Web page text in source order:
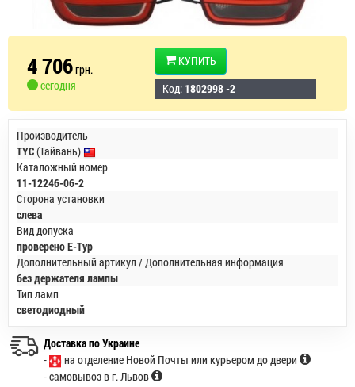
4 706грн.
сегодня
КУПИТЬ
Код: 1802998 -2
Производитель
TYC(Тайвань)
Каталожный номер
11-12246-06-2
Сторона установки
слева
Вид допуска
проверено E-Typ
Дополнительный артикул / Дополнительная информация
без держателя лампы
Тип ламп
светодиодный
Доставка по Украине
-
на отделение Новой Почты или курьером до двери
- самовывоз в г. Львов